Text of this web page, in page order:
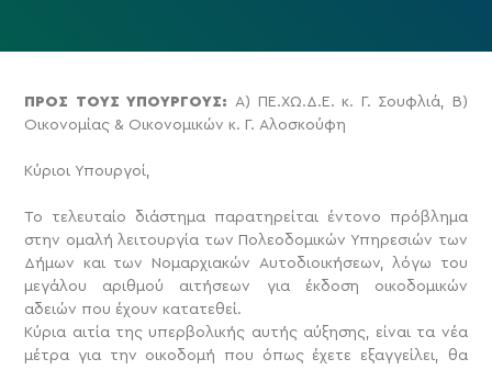
ΠΡΟΣ ΤΟΥΣ ΥΠΟΥΡΓΟΥΣ: Α) ΠΕ.ΧΩ.Δ.Ε. κ. Γ. Σουφλιά, Β)
Οικονομίας & Οικονομικών κ. Γ. Αλοσκούφη
Κύριοι Υπουργοί,
Το τελευταίο διάστημα παρατηρείται έντονο πρόβλημα
στην ομαλή λειτουργία των Πολεοδομικών Υπηρεσιών των
Δήμων και των Νομαρχιακών Αυτοδιοικήσεων, λόγω του
μεγάλου αριθμού αιτήσεων για έκδοση οικοδομικών
αδειών που έχουν κατατεθεί.
Κύρια αιτία της υπερβολικής αυτής αύξησης, είναι τα νέα
μέτρα για την οικοδομή που όπως έχετε εξαγγείλει, θα